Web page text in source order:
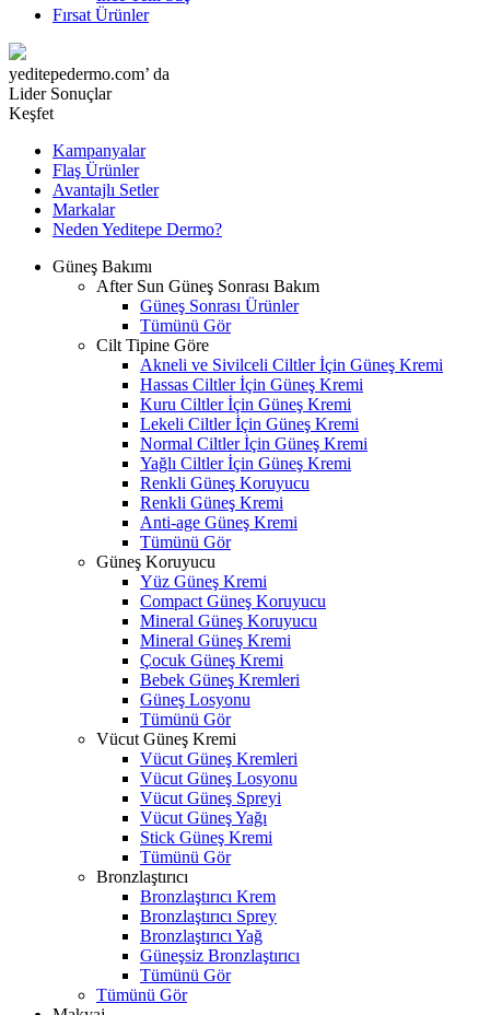
Fırsat Ürünler
yeditepedermo.com’ da
Lider Sonuçlar
Keşfet
Kampanyalar
Flaş Ürünler
Avantajlı Setler
Markalar
Neden Yeditepe Dermo?
Güneş Bakımı
After Sun Güneş Sonrası Bakım
Güneş Sonrası Ürünler
Tümünü Gör
Cilt Tipine Göre
Akneli ve Sivilceli Ciltler İçin Güneş Kremi
Hassas Ciltler İçin Güneş Kremi
Kuru Ciltler İçin Güneş Kremi
Lekeli Ciltler İçin Güneş Kremi
Normal Ciltler İçin Güneş Kremi
Yağlı Ciltler İçin Güneş Kremi
Renkli Güneş Koruyucu
Renkli Güneş Kremi
Anti-age Güneş Kremi
Tümünü Gör
Güneş Koruyucu
Yüz Güneş Kremi
Compact Güneş Koruyucu
Mineral Güneş Koruyucu
Mineral Güneş Kremi
Çocuk Güneş Kremi
Bebek Güneş Kremleri
Güneş Losyonu
Tümünü Gör
Vücut Güneş Kremi
Vücut Güneş Kremleri
Vücut Güneş Losyonu
Vücut Güneş Spreyi
Vücut Güneş Yağı
Stick Güneş Kremi
Tümünü Gör
Bronzlaştırıcı
Bronzlaştırıcı Krem
Bronzlaştırıcı Sprey
Bronzlaştırıcı Yağ
Güneşsiz Bronzlaştırıcı
Tümünü Gör
Tümünü Gör